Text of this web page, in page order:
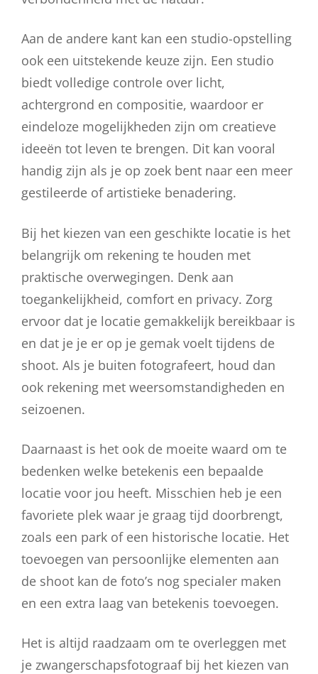
Aan de andere kant kan een studio-opstelling
ook een uitstekende keuze zijn. Een studio
biedt volledige controle over licht,
achtergrond en compositie, waardoor er
eindeloze mogelijkheden zijn om creatieve
ideeën tot leven te brengen. Dit kan vooral
handig zijn als je op zoek bent naar een meer
gestileerde of artistieke benadering.
Bij het kiezen van een geschikte locatie is het
belangrijk om rekening te houden met
praktische overwegingen. Denk aan
toegankelijkheid, comfort en privacy. Zorg
ervoor dat je locatie gemakkelijk bereikbaar is
en dat je je er op je gemak voelt tijdens de
shoot. Als je buiten fotografeert, houd dan
ook rekening met weersomstandigheden en
seizoenen.
Daarnaast is het ook de moeite waard om te
bedenken welke betekenis een bepaalde
locatie voor jou heeft. Misschien heb je een
favoriete plek waar je graag tijd doorbrengt,
zoals een park of een historische locatie. Het
toevoegen van persoonlijke elementen aan
de shoot kan de foto’s nog specialer maken
en een extra laag van betekenis toevoegen.
Het is altijd raadzaam om te overleggen met
je zwangerschapsfotograaf bij het kiezen van